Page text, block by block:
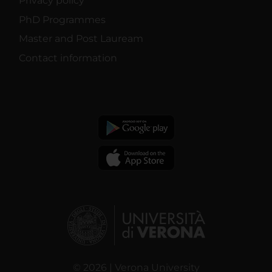
PhD Programmes
Master and Post Lauream
Contact information
© 2026 | Verona University